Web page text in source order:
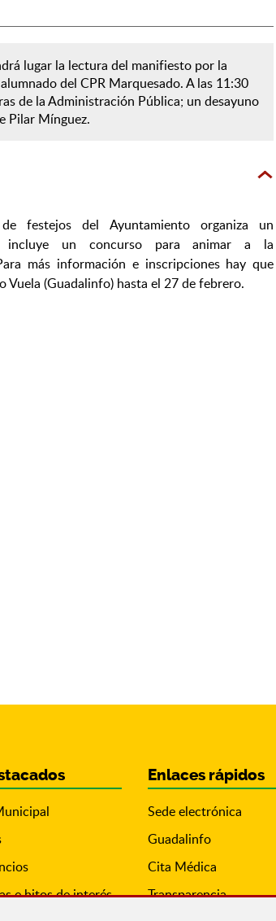
lugar la lectura del manifiesto por la
del CPR Marquesado. A las 11:30
de la Administración Pública; un desayuno
Pilar Mínguez.
festejos del Ayuntamiento organiza un
incluye un concurso para animar a la
más información e inscripciones hay que
Vuela (Guadalinfo) hasta el 27 de febrero.
e hitos de interés
Enlaces rápidos
Sede electrónica
Guadalinfo
Cita Médica
Transparencia